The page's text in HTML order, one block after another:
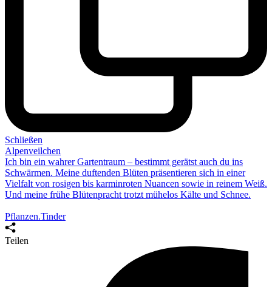
Schließen
Alpenveilchen
Ich bin ein wahrer Gartentraum – bestimmt gerätst auch du ins
Schwärmen. Meine duftenden Blüten präsentieren sich in einer
Vielfalt von rosigen bis karminroten Nuancen sowie in reinem Weiß.
Und meine frühe Blütenprachttrotzt mühelos Kälte und Schnee.
Pflanzen.Tinder
Teilen